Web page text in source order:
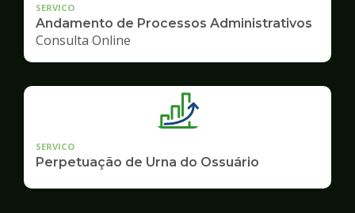
SERVICO
Andamento de Processos Administrativos
Consulta Online
SERVICO
Perpetuação de Urna do Ossuário